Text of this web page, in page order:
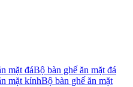
Bộ bàn ghế ăn mặt đá
Bộ bàn ghế ăn mặt